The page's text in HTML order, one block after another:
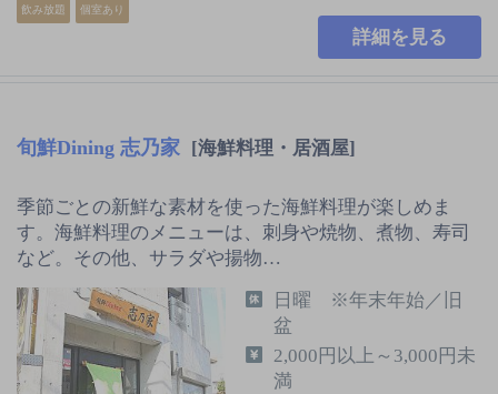
飲み放題 個室あり
詳細を見る
旬鮮Dining 志乃家 [海鮮料理・居酒屋]
季節ごとの新鮮な素材を使った海鮮料理が楽しめま
す。海鮮料理のメニューは、刺身や焼物、煮物、寿司
など。その他、サラダや揚物…
日曜 ※年末年始／旧
盆
2,000円以上～3,000円未
満